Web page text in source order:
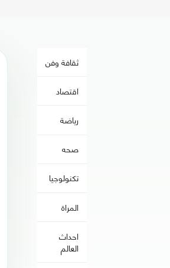
ثقافة وفن
اقتصاد
رياضة
صحه
تكنولوجيا
المراة
احداث
العالم